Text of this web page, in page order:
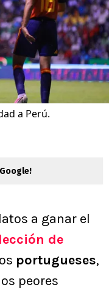
a Perú.
a ganar el
de
portugueses,
peores